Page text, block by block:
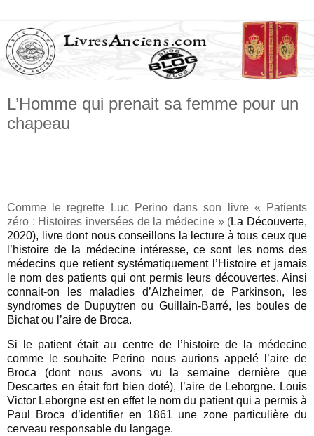
L’Homme qui prenait sa femme pour un
chapeau
Comme le regrette Luc Perino dans son livre « Patients
zéro : Histoires inversées de la médecine » (La Découverte,
2020), livre dont nous conseillons la lecture à tous ceux que
l’histoire de la médecine intéresse, ce sont les noms des
médecins que retient systématiquement l’Histoire et jamais
le nom des patients qui ont permis leurs découvertes. Ainsi
connait-on les maladies d’Alzheimer, de Parkinson, les
syndromes de Dupuytren ou Guillain-Barré, les boules de
Bichat ou l’aire de Broca.
Si le patient était au centre de l’histoire de la médecine
comme le souhaite Perino nous aurions appelé l’aire de
Broca (dont nous avons vu la semaine dernière que
Descartes en était fort bien doté), l’aire de Leborgne. Louis
Victor Leborgne est en effet le nom du patient qui a permis à
Paul Broca d’identifier en 1861 une zone particulière du
cerveau responsable du langage.